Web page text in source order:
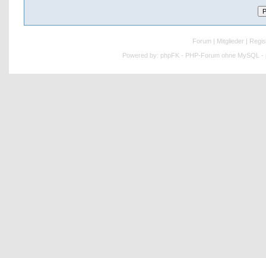
Forum Mitglieder
Powered by: phpFK - PHP-Forum ohne MySQL -